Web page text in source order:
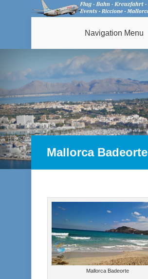
Navigation Menu
Mallorca Badeorte
Mallorca Badeorte